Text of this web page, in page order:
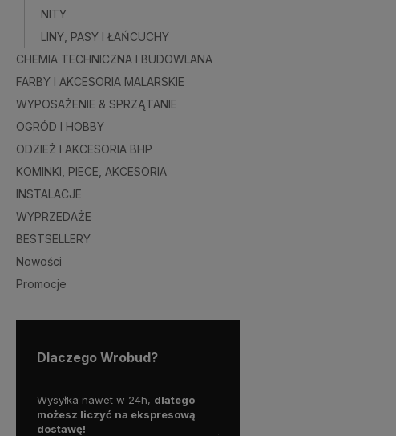
NITY
LINY, PASY I ŁAŃCUCHY
CHEMIA TECHNICZNA I BUDOWLANA
FARBY I AKCESORIA MALARSKIE
WYPOSAŻENIE & SPRZĄTANIE
OGRÓD I HOBBY
ODZIEŻ I AKCESORIA BHP
KOMINKI, PIECE, AKCESORIA
INSTALACJE
WYPRZEDAŻE
BESTSELLERY
Nowości
Promocje
Dlaczego Wrobud?
Wysyłka nawet w 24h, dlatego
możesz liczyć na ekspresową
dostawę!